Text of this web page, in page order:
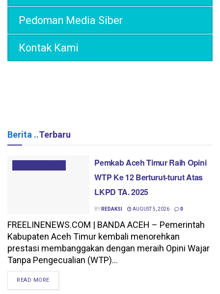
Pedoman Media Siber
Kontak Kami
Berita ..Terbaru
Pemkab Aceh Timur Raih Opini
WTP Ke 12 Berturut-turut Atas
LKPD TA. 2025
BY REDAKSI AUGUST 5, 2026 0
FREELINENEWS.COM | BANDA ACEH – Pemerintah
Kabupaten Aceh Timur kembali menorehkan
prestasi membanggakan dengan meraih Opini Wajar
Tanpa Pengecualian (WTP)...
READ MOREDETAILS